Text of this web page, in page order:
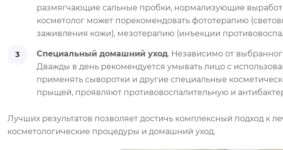
размягчающие сальные пробки, нормализующие
косметолог может порекомендовать фототерапию
заживления кожи), мезотерапию (инъекции
Специальный домашний уход. Независимо от
Дважды в день рекомендуется умывать лицо с
применять сыворотки и другие специальные
прыщей, проявляют противовоспалительную и
Лучших результатов позволяет достичь комплексный подход к
косметологические процедуры и домашний уход.